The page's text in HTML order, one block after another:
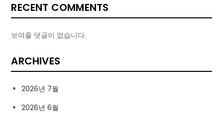
RECENT COMMENTS
보여줄 댓글이 없습니다.
ARCHIVES
2026년 7월
2026년 6월